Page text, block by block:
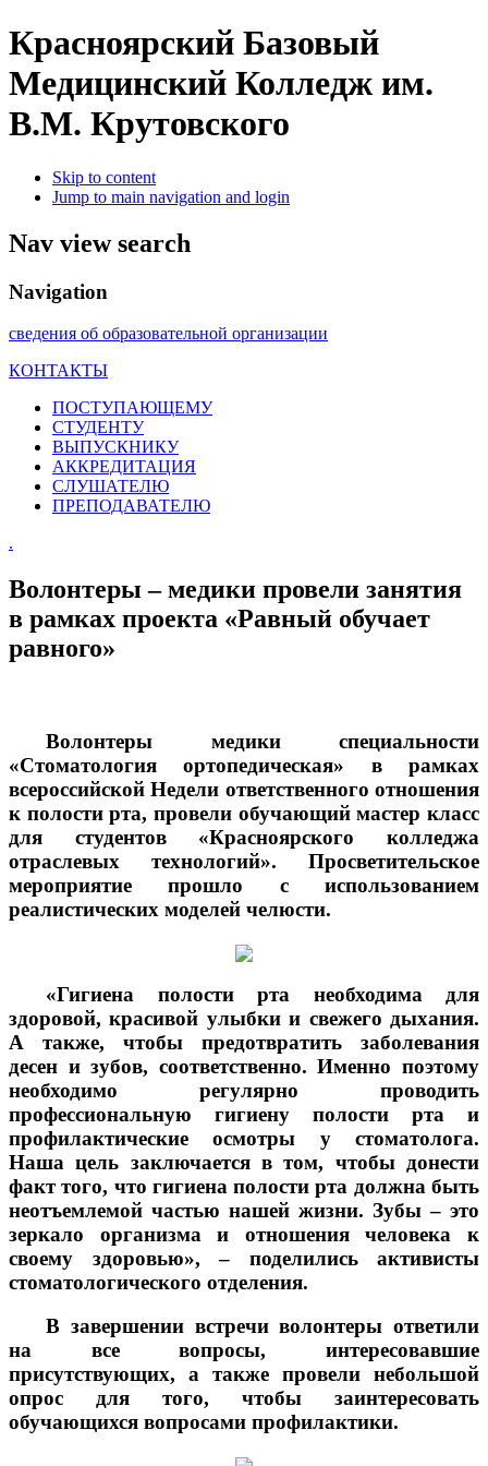
Красноярский Базовый
Медицинский Колледж им.
В.М. Крутовского
Skip to content
Jump to main navigation and login
Nav view search
Navigation
сведения об образовательной организации
КОНТАКТЫ
ПОСТУПАЮЩЕМУ
СТУДЕНТУ
ВЫПУСКНИКУ
АККРЕДИТАЦИЯ
СЛУШАТЕЛЮ
ПРЕПОДАВАТЕЛЮ
.
Волонтеры – медики провели занятия
в рамках проекта «Равный обучает
равного»
Волонтеры медики специальности
«Стоматология ортопедическая» в рамках
всероссийской Недели ответственного отношения
к полости рта, провели обучающий мастер класс
для студентов «Красноярского колледжа
отраслевых технологий». Просветительское
мероприятие прошло с использованием
реалистических моделей челюсти.
«Гигиена полости рта необходима для
здоровой, красивой улыбки и свежего дыхания.
А также, чтобы предотвратить заболевания
десен и зубов, соответственно. Именно поэтому
необходимо регулярно проводить
профессиональную гигиену полости рта и
профилактические осмотры у стоматолога.
Наша цель заключается в том, чтобы донести
факт того, что гигиена полости рта должна быть
неотъемлемой частью нашей жизни. Зубы – это
зеркало организма и отношения человека к
своему здоровью», – поделились активисты
стоматологического отделения.
В завершении встречи волонтеры ответили
на все вопросы, интересовавшие
присутствующих, а также провели небольшой
опрос для того, чтобы заинтересовать
обучающихся вопросами профилактики.